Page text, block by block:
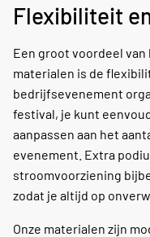
Flexibiliteit
Een groot voordeel
materialen is de
bedrijfsevenement
festival, je kunt
aanpassen aan het
evenement. Extra
stroomvoorziening
zodat je altijd op
Onze materialen zijn